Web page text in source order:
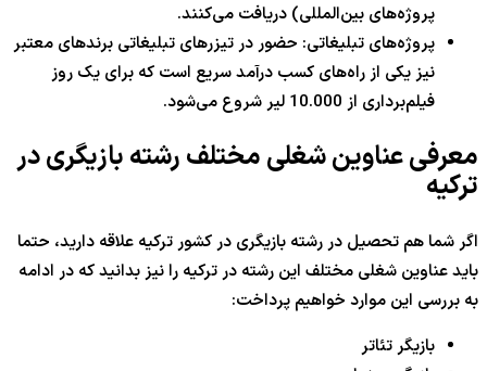
پروژه‌های بین‌المللی) دریافت می‌کنند.
پروژه‌های تبلیغاتی: حضور در تیزرهای تبلیغاتی برندهای معتبر
نیز یکی از راه‌های کسب درآمد سریع است که برای یک روز
فیلم‌برداری از 10.000 لیر شروع می‌شود.
معرفی عناوین شغلی مختلف رشته بازیگری در
ترکیه
اگر شما هم تحصیل در رشته بازیگری در کشور ترکیه علاقه دارید، حتما
باید عناوین شغلی مختلف این رشته در ترکیه را نیز بدانید که در ادامه
به بررسی این موارد خواهیم پرداخت:
بازیگر تئاتر